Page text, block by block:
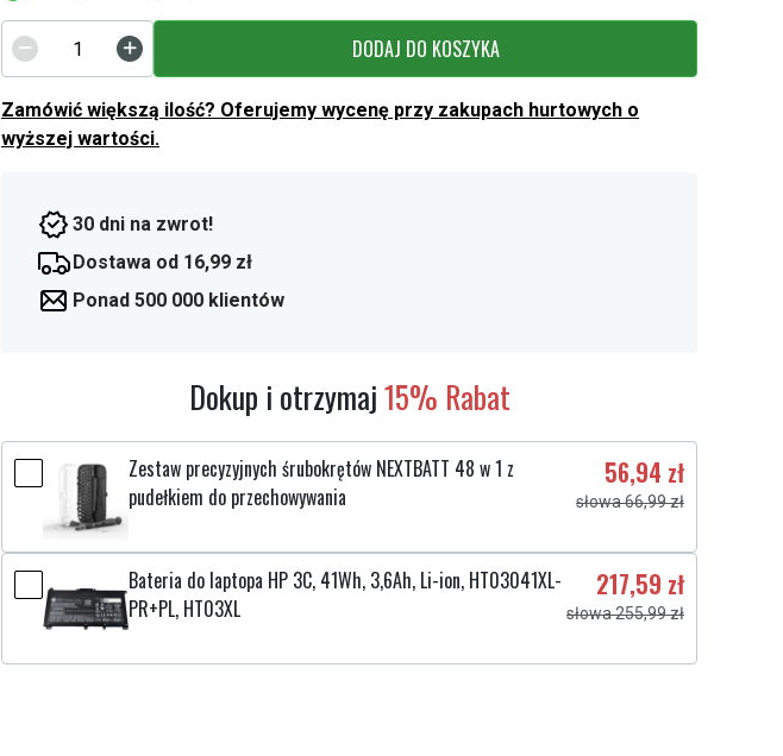
DODAJ DO KOSZYKA
Zamówić większą ilość? Oferujemy wycenę przy zakupach hurtowych o
wyższej wartości.
30 dni na zwrot!
Dostawa od 16,99 zł
Ponad 500 000 klientów
Dokup i otrzymaj15% Rabat
Zestaw precyzyjnych śrubokrętów NEXTBATT 48 w 1 z
pudełkiem do przechowywania
56,94 zł
słowa 66,99 zł
Bateria do laptopa HP 3C, 41Wh, 3,6Ah, Li-ion, HT03041XL-
PR+PL, HT03XL
217,59 zł
słowa 255,99 zł